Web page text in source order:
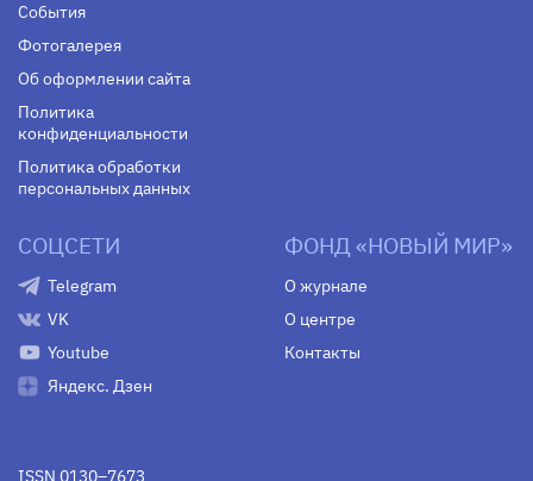
События
Фотогалерея
Об оформлении сайта
Политика
конфиденциальности
Политика обработки
персональных данных
СОЦСЕТИ
Telegram
VK
Youtube
Яндекс. Дзен
ФОНД «НОВЫЙ МИР»
О журнале
О центре
Контакты
ISSN 0130–7673